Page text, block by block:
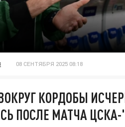
08 СЕНТЯБРЯ 2025 08:18
КОРДОБЫ
ПОСЛЕ МАТЧА